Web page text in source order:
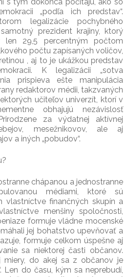
s tým dokonca počítajú, ako so
„podľa ich predstav“.
legalizácie pochybného
prezident krajiny, ktorý
len 29,5 percentným počtom
počtu zapísaných voličov,
, aj to je ukážkou predstav
K legalizácii „sotva
prispieva ešte manipulácia
redaktorov médii, takzvaných
učiteľov univerzít, ktorí v
obhajujú nezávislosť
za výdatnej aktívnej
mesežnikovov, ale aj
a iných „pobudov“.
chápanou a jednostranne
médiami, ktoré sú
vlastníctve finančných skupín a
menšiny spoločnosti,
formuje vládne mocenské
jej bohatstvo upevňovať a
formuje celkom úspešne aj
sa niektorej časti občanov.
miery, do akej sa z občanov je
Len do času, kým sa neprebudí,